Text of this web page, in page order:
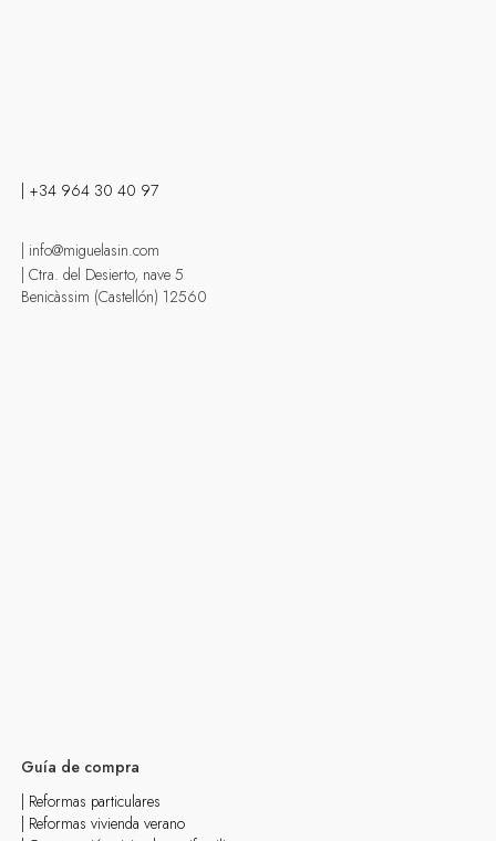
Guía de compra
| Reformas particulares
| Reformas vivienda verano
| +34 964 30 40 97
| info@miguelasin.com
| Ctra. del Desierto, nave 5
Benicàssim (Castellón) 12560